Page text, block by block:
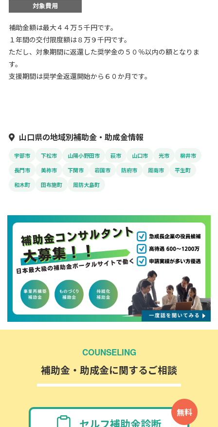
対象費用
補助金額は最大４４万５千円です。
１年間の交付限度額は８万９千円です。
ただし、対象期間に返還した奨学金の５０％以内の額となりま
す。
支援期間は奨学金返還開始から６０か月です。
山口県の地域別補助金・助成金情報
宇部市 下松市 山陽小野田市 萩市 山口市 光市
柳井市
長門市
美祢市 下関市 岩国市 防府市 周南市
平生町
和木町
田布施町 周防大島町
COUNSELING
補助金・助成金に関するご相談
無料
セルフ補助金診断